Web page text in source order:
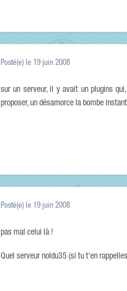
Posté(e) le 19 juin 2008
sur un serveur, il y avait un plugins
proposer, un désamorce la bombe
Posté(e) le 19 juin 2008
pas mal celui là !
Quel serveur noldu35 (si tu t'en